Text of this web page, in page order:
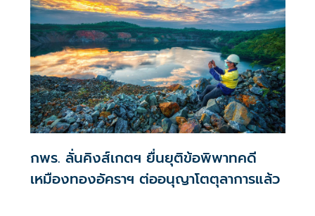
กพร. ลั่นคิงส์เกตฯ ยื่นยุติข้อพิพาทคดี
เหมืองทองอัคราฯ ต่ออนุญาโตตุลาการแล้ว